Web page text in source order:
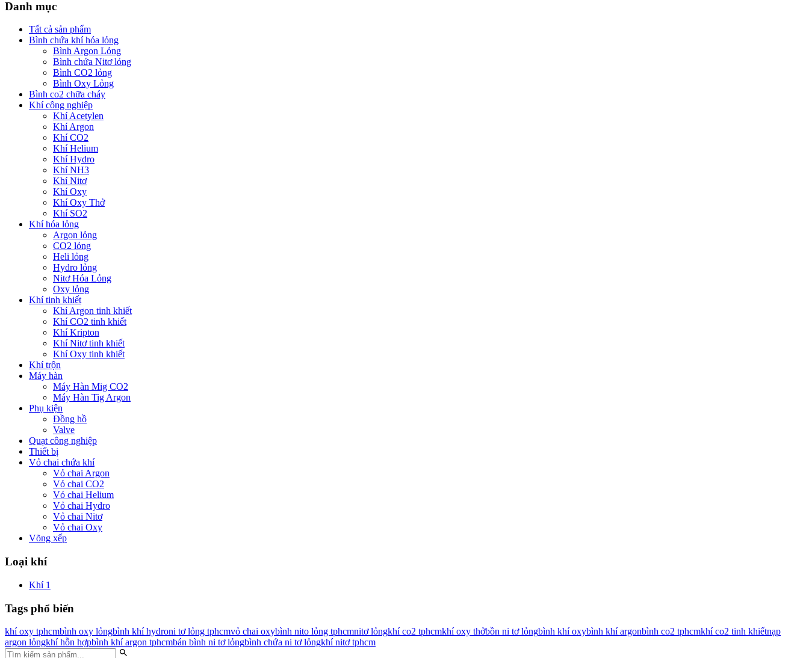
Danh mục
Tất cả sản phẩm
Bình chứa khí hóa lỏng
Bình Argon Lỏng
Bình chứa Nitơ lỏng
Bình CO2 lỏng
Bình Oxy Lỏng
Bình co2 chữa cháy
Khí công nghiệp
Khí Acetylen
Khí Argon
Khí CO2
Khí Helium
Khí Hydro
Khí NH3
Khí Nitơ
Khí Oxy
Khí Oxy Thở
Khí SO2
Khí hóa lỏng
Argon lỏng
CO2 lỏng
Heli lỏng
Hydro lỏng
Nitơ Hóa Lỏng
Oxy lỏng
Khí tinh khiết
Khí Argon tinh khiết
Khí CO2 tinh khiết
Khí Kripton
Khí Nitơ tinh khiết
Khí Oxy tinh khiết
Khí trộn
Máy hàn
Máy Hàn Mig CO2
Máy Hàn Tig Argon
Phụ kiện
Đồng hồ
Valve
Quạt công nghiệp
Thiết bị
Vỏ chai chứa khí
Vỏ chai Argon
Vỏ chai CO2
Vỏ chai Helium
Vỏ chai Hydro
Vỏ chai Nitơ
Vỏ chai Oxy
Võng xếp
Loại khí
Khí 1
Tags phổ biến
khí oxy tphcmbình oxy lỏngbình khí hydroni tơ lỏng tphcmvỏ chai oxybình nito lỏng tphcmnitơ lỏngkhí co2 tphcmkhí oxy thởbồn ni tơ lỏngbình khí oxybình khí argonbình co2 tphcmkhí co2 tinh khiếtnạp
argon lỏngkhí hỗn hợpbình khí argon tphcmbán bình ni tơ lỏngbình chứa ni tơ lỏngkhí nitơ tphcm